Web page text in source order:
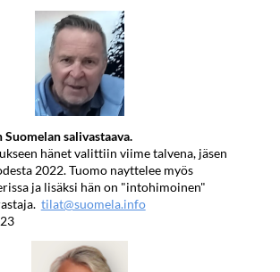
salivastaava.
hänet valittiin viime talvena, jäsen
2022. Tuomo nayttelee myös
ja lisäksi hän on "intohimoinen"
tilat@suomela.info